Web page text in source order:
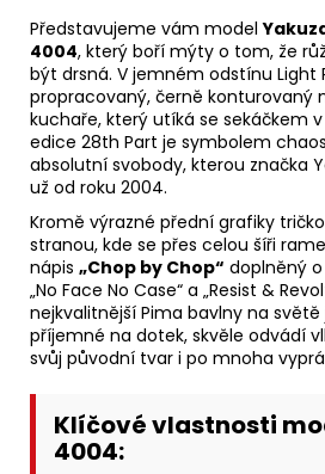
Představujeme vám model
4004, který boří mýty o tom, že
být drsná. V jemném odstínu Light
propracovaný, černě konturovaný
kuchaře, který utíká se sekáčkem
edice 28th Part je symbolem
absolutní svobody, kterou značka
už od roku 2004.
Kromě výrazné přední grafiky
stranou, kde se přes celou šíři
nápis „Chop by Chop“ doplněný
„No Face No Case“ a „Resist &
nejkvalitnější Pima bavlny na
příjemné na dotek, skvěle odvádí
svůj původní tvar i po mnoha
Klíčové vlastnosti
4004: